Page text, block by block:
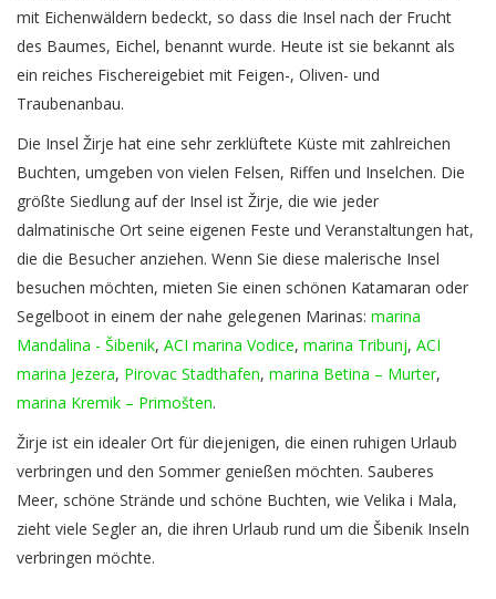
mit Eichenwäldern bedeckt, so dass die Insel nach der Frucht
des Baumes, Eichel, benannt wurde. Heute ist sie bekannt als
ein reiches Fischereigebiet mit Feigen-, Oliven- und
Traubenanbau.
Die Insel Žirje hat eine sehr zerklüftete Küste mit zahlreichen
Buchten, umgeben von vielen Felsen, Riffen und Inselchen. Die
größte Siedlung auf der Insel ist Žirje, die wie jeder
dalmatinische Ort seine eigenen Feste und Veranstaltungen hat,
die die Besucher anziehen. Wenn Sie diese malerische Insel
besuchen möchten, mieten Sie einen schönen Katamaran oder
Segelboot in einem der nahe gelegenen Marinas: marina
Mandalina - Šibenik, ACI marina Vodice, marina Tribunj, ACI
marina Jezera, Pirovac Stadthafen, marina Betina – Murter,
marina Kremik – Primošten.
Žirje ist ein idealer Ort für diejenigen, die einen ruhigen Urlaub
verbringen und den Sommer genießen möchten. Sauberes
Meer, schöne Strände und schöne Buchten, wie Velika i Mala,
zieht viele Segler an, die ihren Urlaub rund um die Šibenik Inseln
verbringen möchte.